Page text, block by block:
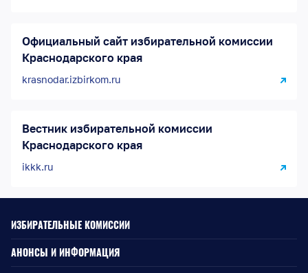
Официальный сайт избирательной комиссии
Краснодарского края
krasnodar.izbirkom.ru
Вестник избирательной комиссии
Краснодарского края
ikkk.ru
ИЗБИРАТЕЛЬНЫЕ КОМИССИИ
АНОНСЫ И ИНФОРМАЦИЯ